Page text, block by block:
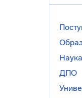
Наука
ДПО